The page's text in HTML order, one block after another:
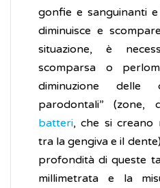
gonfie e sanguinanti
diminuisce e
situazione, è
scomparsa o
diminuzione delle
parodontali” (zone,
batteri, che si creano
tra la gengiva e il
profondità di queste
millimetrata e la